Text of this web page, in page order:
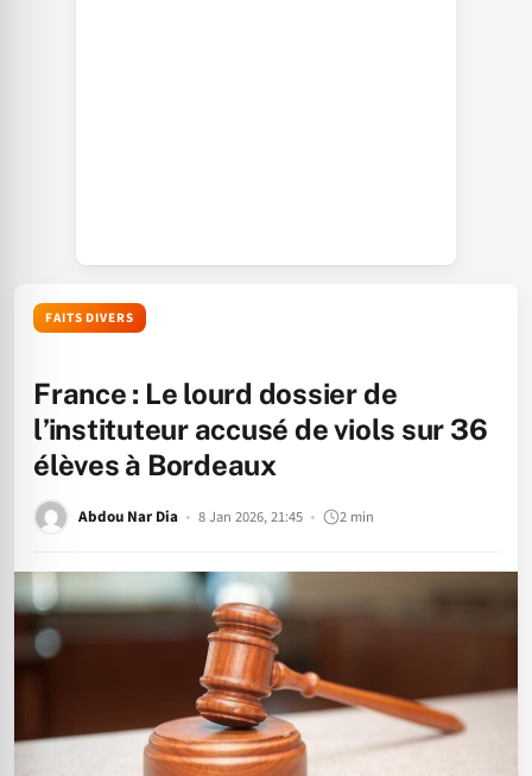
FAITS DIVERS
France : Le lourd dossier de
l’instituteur accusé de viols sur 36
élèves à Bordeaux
Abdou Nar Dia 8 Jan 2026, 21:45 2 min